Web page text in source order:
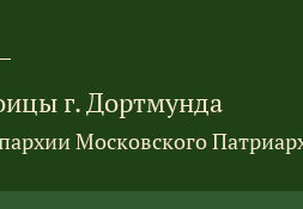
г. Дортмунда
Московского